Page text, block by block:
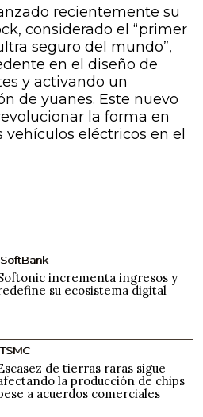
recientemente su
considerado el “primer
seguro del mundo”,
en el diseño de
y activando un
de yuanes. Este nuevo
la forma en
eléctricos en el
SoftBank
incrementa ingresos y
su ecosistema digital
TSMC
de tierras raras sigue
la producción de chips
a acuerdos comerciales